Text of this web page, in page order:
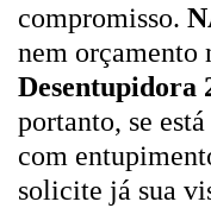
compromisso.
nem orçamento
Desentupidora
portanto, se
com
solicite já sua